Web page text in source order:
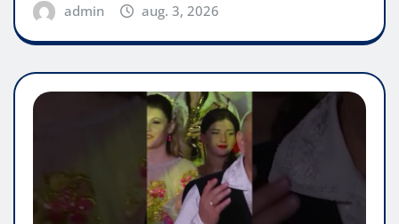
admin aug. 3, 2026